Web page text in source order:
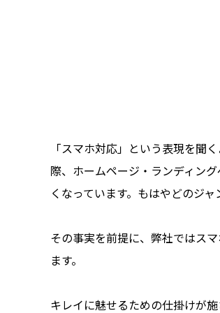
「スマホ対応」という表現を聞
際、ホームページ・ランディン
くなっています。もはやどのジ
その事実を前提に、弊社ではス
ます。
キレイに魅せるための仕掛けが